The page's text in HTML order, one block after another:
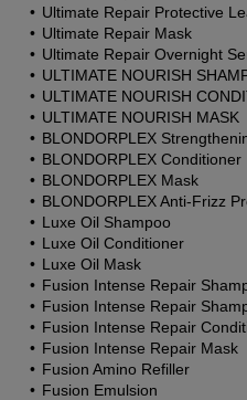
Ultimate Repair Protective
Ultimate Repair Mask
Ultimate Repair Overnight
ULTIMATE NOURISH
ULTIMATE NOURISH
ULTIMATE NOURISH MASK
BLONDORPLEX
BLONDORPLEX Conditioner
BLONDORPLEX Mask
BLONDORPLEX Anti-Frizz
Luxe Oil Shampoo
Luxe Oil Conditioner
Luxe Oil Mask
Fusion Intense Repair
Fusion Intense Repair
Fusion Intense Repair
Fusion Intense Repair Mask
Fusion Amino Refiller
Fusion Emulsion